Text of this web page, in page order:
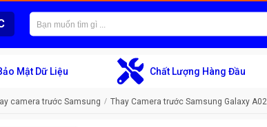
Mật Dữ Liệu Chất Lượng Hàng Đầu
camera trước Samsung Thay Camera trước Samsung Galaxy A02